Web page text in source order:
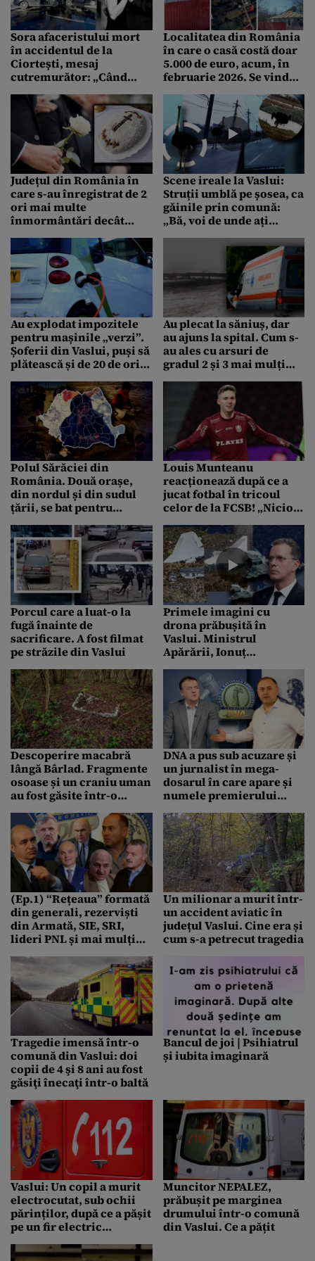
Sora afaceristului mort
în accidentul de la
Ciortești, mesaj
cutremurător: „Când
viața ta. Vin după voi cât
mai curând”
Localitatea din România
în care o casă costă doar
5.000 de euro, acum, în
februarie 2026. Se vinde
pătrați
Județul din România în
care s-au înregistrat de 2
ori mai multe
înmormântări decât
statistici pentru 2025
Scene ireale la Vaslui:
Struții umblă pe șosea, ca
găinile prin comună:
„Bă, voi de unde ați
Au explodat impozitele
pentru mașinile „verzi”.
Șoferii din Vaslui, puși să
plătească și de 20 de ori
ni se întâmplă”
Au plecat la săniuș, dar
au ajuns la spital. Cum s-
au ales cu arsuri de
gradul 2 și 3 mai mulți
Polul Sărăciei din
România. Două orașe,
din nordul și din sudul
țării, se bat pentru
supremație în
clasamentul negru
Louis Munteanu
reacționează după ce a
jucat fotbal în tricoul
celor de la FCSB! „Nicio
clipă”
Porcul care a luat-o la
fugă înainte de
sacrificare. A fost filmat
pe străzile din Vaslui
Primele imagini cu
drona prăbușită în
Vaslui. Ministrul
Apărării, Ionuț
singură, nu au tras în ea”
Descoperire macabră
lângă Bârlad. Fragmente
osoase și un craniu uman
au fost găsite într-o
DNA a pus sub acuzare și
un jurnalist în mega-
dosarul în care apare și
numele premierului
(Ep.1) “Rețeaua” formată
din generali, rezerviști
din Armată, SIE, SRI,
lideri PNL și mai mulți
susține că a ajuns și în
biroul lui Ilie Bolojan din
Modrogan. Principalul
suspect ar fi stat 4 ore în
biroul premierului.
Intermediarii ar fi luat
mită sute de mii de euro
și un portbagaj de
produse alimentare.
Apare invocat și liberalul
Rareș Bogdan. „S-a făcut
joncțiunea personal
direct cu BOLOJAN!”
Un milionar a murit într-
un accident aviatic în
județul Vaslui. Cine era și
cum s-a petrecut tragedia
Tragedie imensă într-o
comună din Vaslui: doi
copii de 4 şi 8 ani au fost
găsiţi înecaţi într-o baltă
Bancul de joi | Psihiatrul
și iubita imaginară
Vaslui: Un copil a murit
electrocutat, sub ochii
părinților, după ce a pășit
pe un fir electric
anunță verificări urgente
Muncitor NEPALEZ,
prăbușit pe marginea
drumului într-o comună
din Vaslui. Ce a pățit